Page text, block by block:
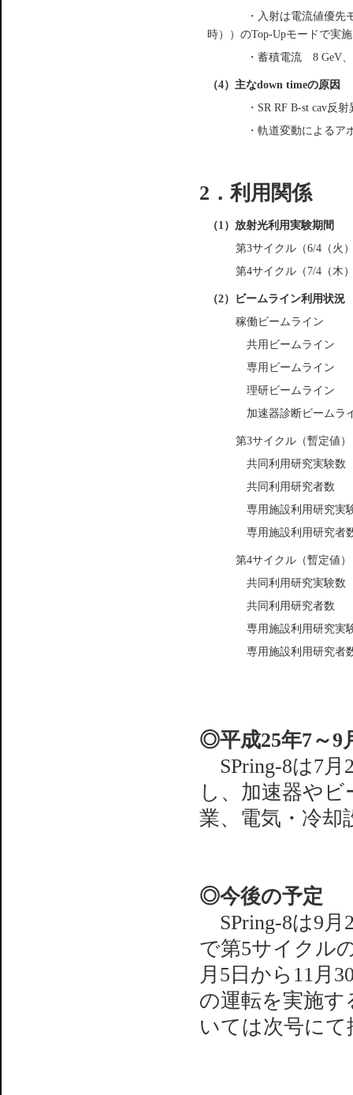
・入射は電流値優
時））のTop-Upモードで実
・蓄積電流 8 GeV
（4）主なdown timeの原因
・SR RF B-st cav反
・軌道変動によるア
2．利用関係
（1）放射光利用実験期間
第3サイクル（6/4（火
第4サイクル（7/4（木
（2）ビームライン利用状況
稼働ビームライン
共用ビームライン
専用ビームライン
理研ビームライン
加速器診断ビームラ
第3サイクル（暫定値）
共同利用研究実験数
共同利用研究者数
専用施設利用研究実
専用施設利用研究者
第4サイクル（暫定値）
共同利用研究実験数
共同利用研究者数
専用施設利用研究実
専用施設利用研究者
◎平成25年7～9
SPring-8は7月
し、加速器や
業、電気・冷却
◎今後の予定
SPring-8は9月
で第5サイクル
月5日から11月
の運転を実施す
いては次号に